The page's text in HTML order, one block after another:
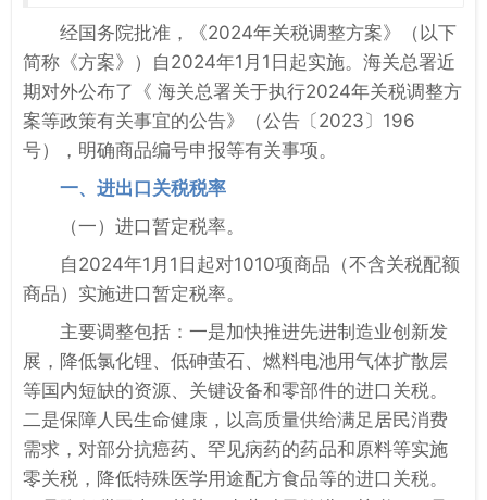
经国务院批准，《2024年关税调整方案》（以下
简称《方案》）自2024年1月1日起实施。海关总署近
期对外公布了《 海关总署关于执行2024年关税调整方
案等政策有关事宜的公告》（公告〔2023〕196
号），明确商品编号申报等有关事项。
一、进出口关税税率
（一）进口暂定税率。
自2024年1月1日起对1010项商品（不含关税配额
商品）实施进口暂定税率。
主要调整包括：一是加快推进先进制造业创新发
展，降低氯化锂、低砷萤石、燃料电池用气体扩散层
等国内短缺的资源、关键设备和零部件的进口关税。
二是保障人民生命健康，以高质量供给满足居民消费
需求，对部分抗癌药、罕见病药的药品和原料等实施
零关税，降低特殊医学用途配方食品等的进口关税。